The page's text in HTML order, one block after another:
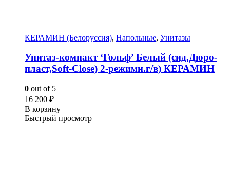
КЕРАМИН (Белоруссия), Напольные, Унитазы
Унитаз-компакт ‘Гольф’ Белый (сид.Дюро-
пласт,Soft-Close) 2-режимн.г/в) КЕРАМИН
0 out of 5
16 200 ₽
В корзину
Быстрый просмотр